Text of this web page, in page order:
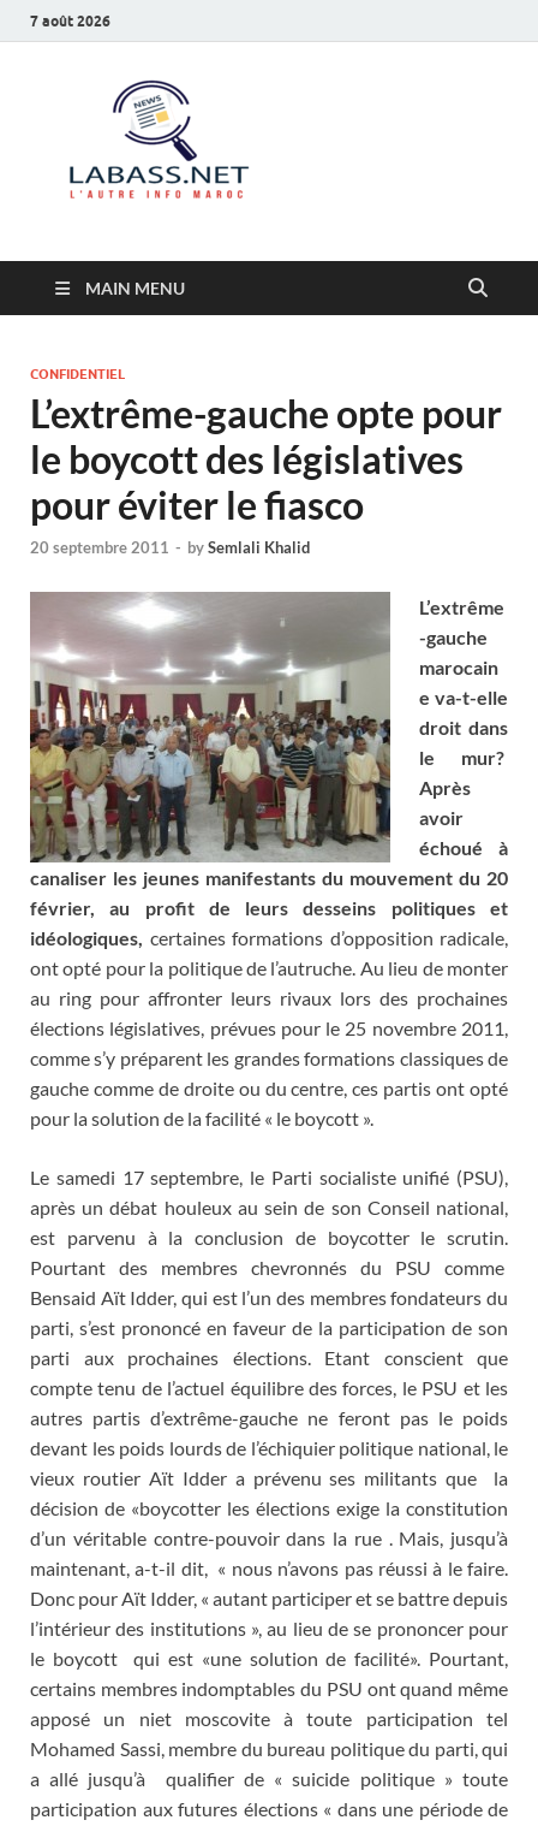
7 août 2026
MAIN MENU
CONFIDENTIEL
L’extrême-gauche opte pour
le boycott des législatives
pour éviter le fiasco
20 septembre 2011 - bySemlali Khalid
L’extrême
-gauche
marocain
e va-t-elle
droit dans
le mur?
Après
avoir
échoué à
canaliser les jeunes manifestants du mouvement du 20
février, au profit de leurs desseins politiques et
idéologiques, certaines formations d’opposition radicale,
ont opté pour la politique de l’autruche. Au lieu de monter
au ring pour affronter leurs rivaux lors des prochaines
élections législatives, prévues pour le 25 novembre 2011,
comme s’y préparent les grandes formations classiques de
gauche comme de droite ou du centre, ces partis ont opté
pour la solution de la facilité « le boycott ».
Le samedi 17 septembre, le Parti socialiste unifié (PSU),
après un débat houleux au sein de son Conseil national,
est parvenu à la conclusion de boycotter le scrutin.
Pourtant des membres chevronnés du PSU comme
Bensaid Aït Idder, qui est l’un des membres fondateurs du
parti, s’est prononcé en faveur de la participation de son
parti aux prochaines élections. Etant conscient que
compte tenu de l’actuel équilibre des forces, le PSU et les
autres partis d’extrême-gauche ne feront pas le poids
devant les poids lourds de l’échiquier politique national, le
vieux routier Aït Idder a prévenu ses militants que la
décision de «boycotter les élections exige la constitution
d’un véritable contre-pouvoir dans la rue . Mais, jusqu’à
maintenant, a-t-il dit, « nous n’avons pas réussi à le faire.
Donc pour Aït Idder, « autant participer et se battre depuis
l’intérieur des institutions », au lieu de se prononcer pour
le boycott qui est «une solution de facilité». Pourtant,
certains membres indomptables du PSU ont quand même
apposé un niet moscovite à toute participation tel
Mohamed Sassi, membre du bureau politique du parti, qui
a allé jusqu’à qualifier de « suicide politique » toute
participation aux futures élections « dans une période de